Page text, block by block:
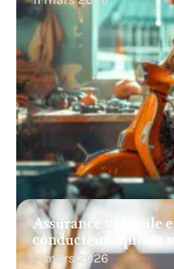
Assurance véhicule
conducteur : qui est
11 mars 2026